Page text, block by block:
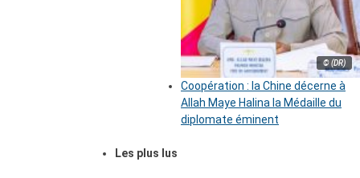
© (DR)
Coopération : la Chine décerne à
Allah Maye Halina la Médaille du
diplomate éminent
Les plus lus